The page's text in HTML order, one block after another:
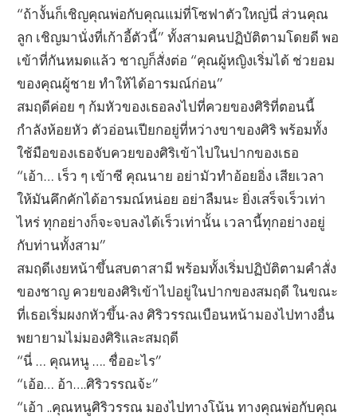
“ถ้างั้นก็เชิญคุณพ่อกับคุณแม่ที่โซฟาตัวใหญ่นี่ ส่วนคุณ
ลูก เชิญมานั่งที่เก้าอี้ตัวนี้” ทั้งสามคนปฏิบัติตามโดยดี พอ
เข้าที่กันหมดแล้ว ชาญก็สั่งต่อ “คุณผู้หญิงเริ่มได้ ช่วยอม
ของคุณผู้ชาย ทำให้ได้อารมณ์ก่อน”
สมฤดีค่อย ๆ ก้มหัวของเธอลงไปที่ควยของศิริที่ตอนนี้
กำลังห้อยหัว ตัวอ่อนเปียกอยู่ที่หว่างขาของศิริ พร้อมทั้ง
ใช้มือของเธอจับควยของศิริเข้าไปในปากของเธอ
“เอ้า… เร็ว ๆ เข้าซี คุณนาย อย่ามัวทำอ้อยอิ่ง เสียเวลา
ให้มันคึกคักได้อารมณ์หน่อย อย่าลืมนะ ยิ่งเสร็จเร็วเท่า
ไหร่ ทุกอย่างก็จะจบลงได้เร็วเท่านั้น เวลานี้ทุกอย่างอยู่
กับท่านทั้งสาม”
สมฤดีเงยหน้าขึ้นสบตาสามี พร้อมทั้งเริ่มปฏิบัติตามคำสั่ง
ของชาญ ควยของศิริเข้าไปอยู่ในปากของสมฤดี ในขณะ
ที่เธอเริ่มผงกหัวขึ้น-ลง ศิริวรรณเบือนหน้ามองไปทางอื่น
พยายามไม่มองศิริและสมฤดี
“นี่ … คุณหนู …. ชื่ออะไร”
“เอ้อ… อ้า….ศิริวรรณจ้ะ”
“เอ้า ..คุณหนูศิริวรรณ มองไปทางโน้น ทางคุณพ่อกับคุณ